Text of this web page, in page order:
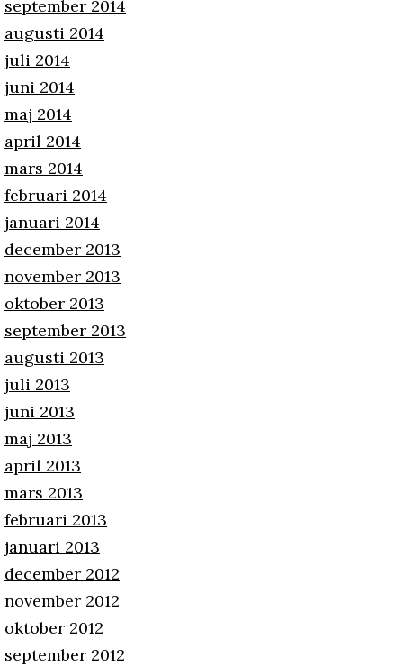
september 2014
augusti 2014
juli 2014
juni 2014
maj 2014
april 2014
mars 2014
februari 2014
januari 2014
december 2013
november 2013
oktober 2013
september 2013
augusti 2013
juli 2013
juni 2013
maj 2013
april 2013
mars 2013
februari 2013
januari 2013
december 2012
november 2012
oktober 2012
september 2012